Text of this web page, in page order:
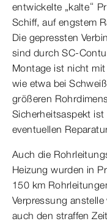
entwickelte „kalte“
Schiff, auf engstem
Die gepressten
sind durch SC-
Montage ist nicht
wie etwa bei
größeren
Sicherheitsaspekt
eventuellen
Auch die
Heizung wurden in
150 km
Verpressung
auch den straffen